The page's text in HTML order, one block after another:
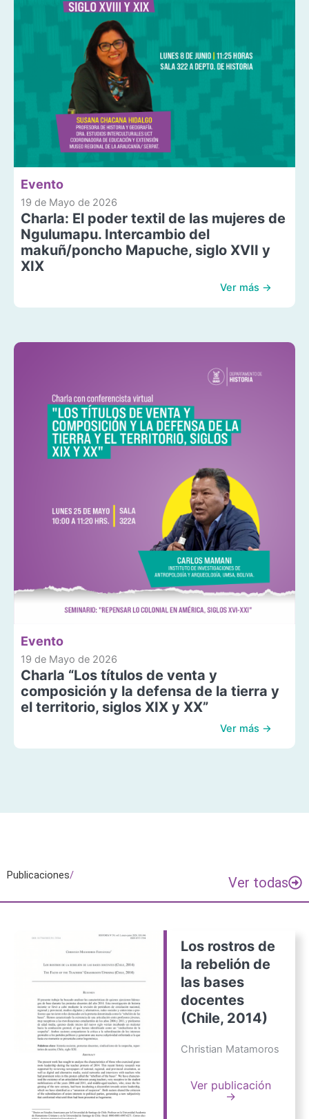
Evento
19 de Mayo de 2026
Charla: El poder textil de las mujeres de
Ngulumapu. Intercambio del
makuñ/poncho Mapuche, siglo XVII y
XIX
Ver más →
Evento
19 de Mayo de 2026
Charla “Los títulos de venta y
composición y la defensa de la tierra y
el territorio, siglos XIX y XX”
Ver más →
Publicaciones/ Ver todas
Los rostros de
la rebelión de
las bases
docentes
(Chile, 2014)
Christian Matamoros
Ver publicación
→